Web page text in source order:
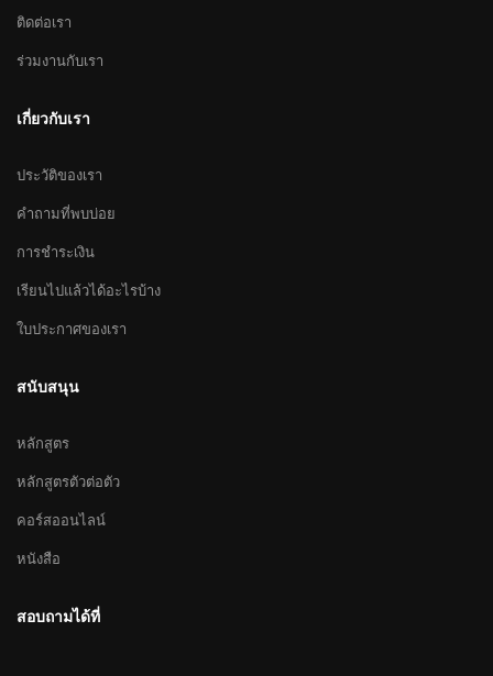
ติดต่อเรา
ร่วมงานกับเรา
เกี่ยวกับเรา
ประวัติของเรา
คำถามที่พบบ่อย
การชำระเงิน
เรียนไปแล้วได้อะไรบ้าง
ใบประกาศของเรา
สนับสนุน
หลักสูตร
หลักสูตรตัวต่อตัว
คอร์สออนไลน์
หนังสือ
สอบถามได้ที่